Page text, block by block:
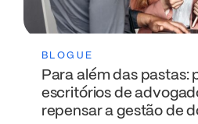
BLOGUE
Para além das pastas:
escritórios de
repensar a gestão de